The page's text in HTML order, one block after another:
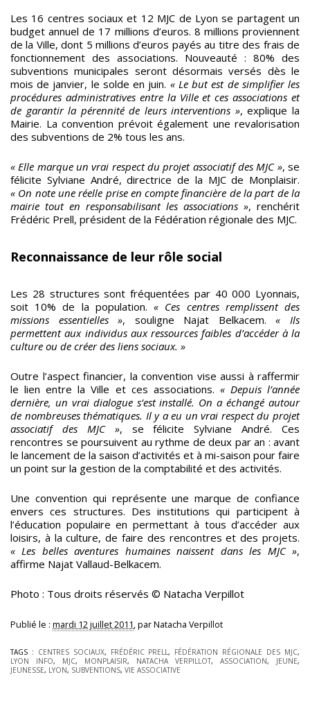
Les 16 centres sociaux et 12 MJC de Lyon se partagent un
budget annuel de 17 millions d’euros. 8 millions proviennent
de la Ville, dont 5 millions d’euros payés au titre des frais de
fonctionnement des associations. Nouveauté : 80% des
subventions municipales seront désormais versés dès le
mois de janvier, le solde en juin. « Le but est de simplifier les
procédures administratives entre la Ville et ces associations et
de garantir la pérennité de leurs interventions », explique la
Mairie. La convention prévoit également une revalorisation
des subventions de 2% tous les ans.
« Elle marque un vrai respect du projet associatif des MJC », se
félicite Sylviane André, directrice de la MJC de Monplaisir.
« On note une réelle prise en compte financière de la part de la
mairie tout en responsabilisant les associations », renchérit
Frédéric Prell, président de la Fédération régionale des MJC.
Reconnaissance de leur rôle social
Les 28 structures sont fréquentées par 40 000 Lyonnais,
soit 10% de la population.« Ces centres remplissent des
missions essentielles », souligne Najat Belkacem.« Ils
permettent aux individus aux ressources faibles d’accéder à la
culture ou de créer des liens sociaux. »
Outre l’aspect financier, la convention vise aussi à raffermir
le lien entre la Ville et ces associations. « Depuis l’année
dernière, un vrai dialogue s’est installé. On a échangé autour
de nombreuses thématiques. Il y a eu un vrai respect du projet
associatif des MJC », se félicite Sylviane André. Ces
rencontres se poursuivent au rythme de deux par an : avant
le lancement de la saison d’activités et à mi-saison pour faire
un point sur la gestion de la comptabilité et des activités.
Une convention qui représente une marque de confiance
envers ces structures. Des institutions qui participent à
l’éducation populaire en permettant à tous d’accéder aux
loisirs, à la culture, de faire des rencontres et des projets.
« Les belles aventures humaines naissent dans les MJC »,
affirme Najat Vallaud-Belkacem.
Photo : Tous droits réservés © Natacha Verpillot
Publié le : mardi 12 juillet 2011, parNatacha Verpillot
TAGS : CENTRES SOCIAUX, FRÉDÉRIC PRELL, FÉDÉRATION RÉGIONALE DES MJC,
LYON INFO, MJC, MONPLAISIR, NATACHA VERPILLOT, ASSOCIATION, JEUNE,
JEUNESSE, LYON, SUBVENTIONS, VIE ASSOCIATIVE